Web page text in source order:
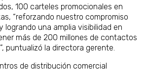
100 carteles promocionales en
“reforzando nuestro compromiso
logrando una amplia visibilidad en
más de 200 millones de contactos
puntualizó la directora gerente.
de distribución comercial